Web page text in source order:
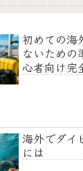
初めての海
ないための
心者向け完
海外でダイ
には